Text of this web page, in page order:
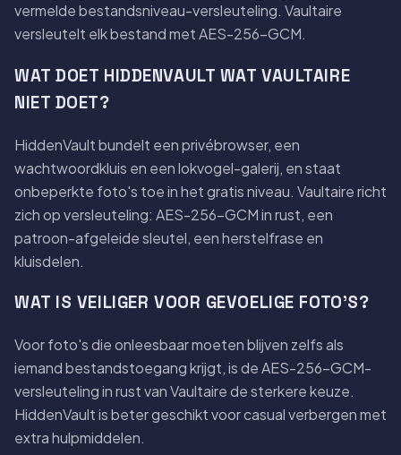
vermelde bestandsniveau-versleuteling. Vaultaire
versleutelt elk bestand met AES-256-GCM.
WAT DOET HIDDENVAULT WAT VAULTAIRE
NIET DOET?
HiddenVault bundelt een privébrowser, een
wachtwoordkluis en een lokvogel-galerij, en staat
onbeperkte foto's toe in het gratis niveau. Vaultaire richt
zich op versleuteling: AES-256-GCM in rust, een
patroon-afgeleide sleutel, een herstelfrase en
kluisdelen.
WAT IS VEILIGER VOOR GEVOELIGE FOTO'S?
Voor foto's die onleesbaar moeten blijven zelfs als
iemand bestandstoegang krijgt, is de AES-256-GCM-
versleuteling in rust van Vaultaire de sterkere keuze.
HiddenVault is beter geschikt voor casual verbergen met
extra hulpmiddelen.